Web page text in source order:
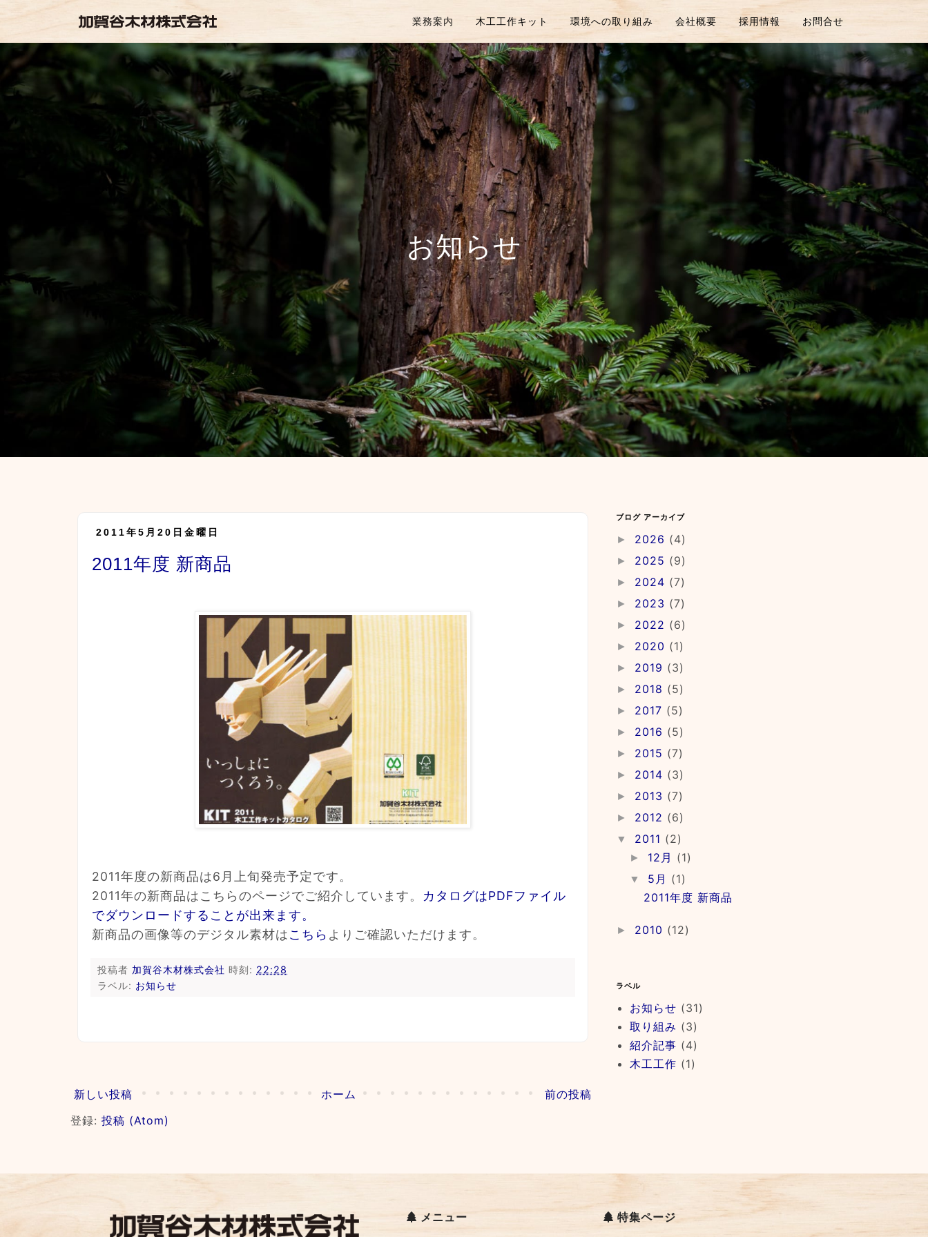
業務案内 木工工作キット 環境への取り組み 会社概要 採用情報 お問合せ
お知らせ
2011年5月20日金曜日
2011年度 新商品
2011年度の新商品は6月上旬発売予定です。
2011年の新商品はこちらのページでご紹介しています。 カタログはPDFファイル
でダウンロードすることが出来ます。
新商品の画像等のデジタル素材はこちら よりご確認いただけます。
投稿者 加賀谷木材株式会社 時刻: 22:28
ラベル: お知らせ
新しい投稿 前の投稿
ホーム
登録: 投稿 (Atom)
ブログ アーカイブ
► 2026 (4)
► 2025 (9)
► 2024 (7)
► 2023 (7)
► 2022 (6)
► 2020 (1)
► 2019 (3)
► 2018 (5)
► 2017 (5)
► 2016 (5)
► 2015 (7)
► 2014 (3)
► 2013 (7)
► 2012 (6)
▼ 2011 (2)
► 12月 (1)
▼ 5月 (1)
2011年度 新商品
► 2010 (12)
ラベル
お知らせ (31)
取り組み (3)
紹介記事 (4)
木工工作 (1)
メニュー 特集ページ